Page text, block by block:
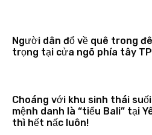
Người dân đổ về quê trong
trọng tại cửa ngõ phía tây
Choáng với khu sinh thái
mệnh danh là “tiểu Bali” tại
thì hết nấc luôn!